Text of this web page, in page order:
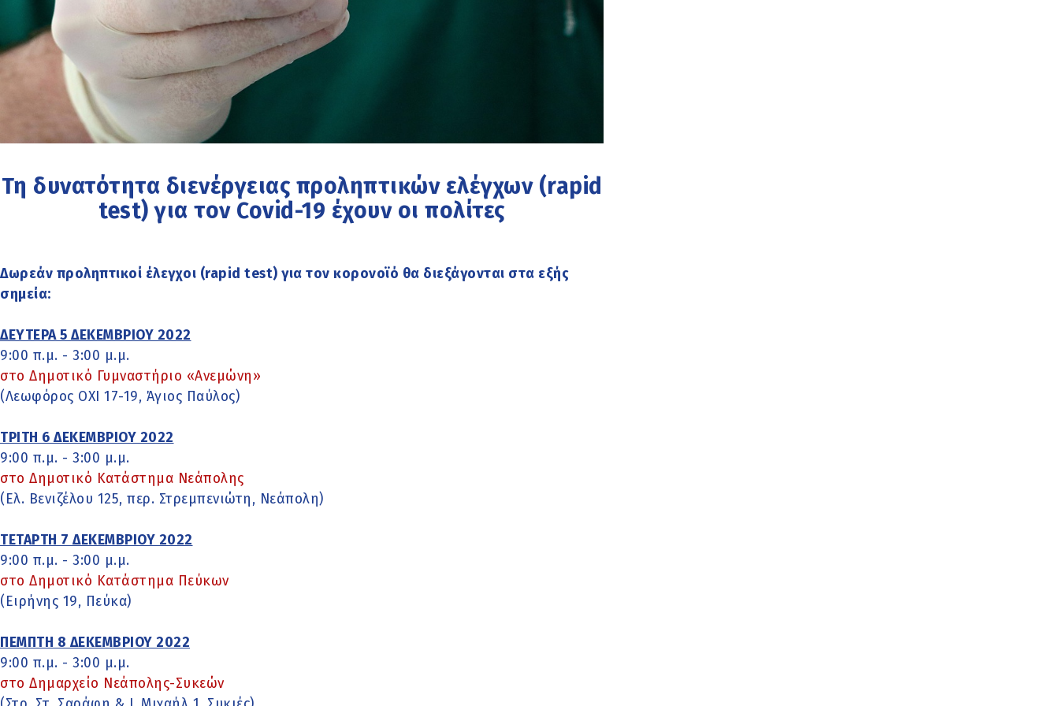
Τη δυνατότητα διενέργειας προληπτικών ελέγχων (rapid
test) για τον Covid-19 έχουν οι πολίτες
Δωρεάν προληπτικοί έλεγχοι (rapid test) για τον κορονοϊό θα διεξάγονται στα εξής
σημεία:
ΔΕΥΤΕΡΑ 5 ΔΕΚΕΜΒΡΙΟΥ 2022
9:00 π.μ. - 3:00 μ.μ.
στο Δημοτικό Γυμναστήριο «Ανεμώνη»
(Λεωφόρος ΟΧΙ 17-19, Άγιος Παύλος)
ΤΡΙΤΗ 6 ΔΕΚΕΜΒΡΙΟΥ 2022
9:00 π.μ. - 3:00 μ.μ.
στο Δημοτικό Κατάστημα Νεάπολης
(Ελ. Βενιζέλου 125, περ. Στρεμπενιώτη, Νεάπολη)
ΤΕΤΑΡΤΗ 7 ΔΕΚΕΜΒΡΙΟΥ 2022
9:00 π.μ. - 3:00 μ.μ.
στο Δημοτικό Κατάστημα Πεύκων
(Ειρήνης 19, Πεύκα)
ΠΕΜΠΤΗ 8 ΔΕΚΕΜΒΡΙΟΥ 2022
9:00 π.μ. - 3:00 μ.μ.
στο Δημαρχείο Νεάπολης-Συκεών